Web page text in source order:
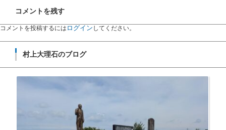
コメントを残す
コメントを投稿するには ログイン してください。
村上大理石のブログ